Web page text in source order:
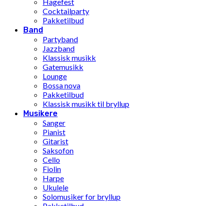
Cocktailparty
Pakketilbud
Band
Partyband
Jazzband
Klassisk musikk
Gatemusikk
Lounge
Bossa nova
Pakketilbud
Klassisk musikk til bryllup
Musikere
Sanger
Pianist
Gitarist
Saksofon
Cello
Fiolin
Harpe
Ukulele
Solomusiker for bryllup